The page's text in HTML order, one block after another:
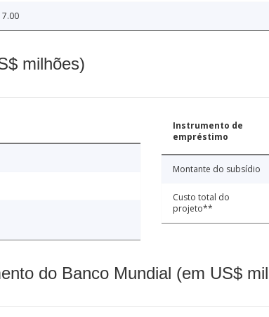
7.00
milhões)
Instrumento de
empréstimo
Montante do subsídio
Custo total do
projeto**
do Banco Mundial (em US$